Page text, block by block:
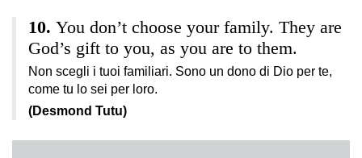
You don’t choose your family. They are
God’s gift to you, as you are to them.
Non scegli i tuoi familiari. Sono un dono di Dio per te,
come tu lo sei per loro.
(Desmond Tutu)